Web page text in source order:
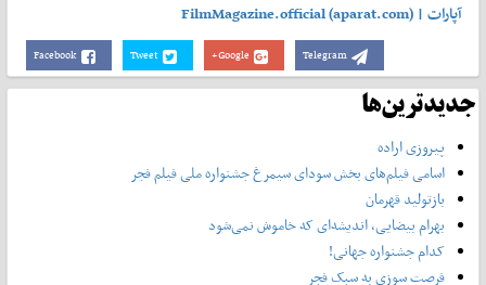
آپارات | FilmMagazine.official (aparat.com)
Facebook Tweet Google+ Telegram
جدیدترین‌ها
پیروزی اراده
اسامی فیلم‌های بخش سودای سیمرغ جشنواره‌ ملی فیلم فجر
بازتولید قهرمان
بهرام بیضایی، اندیشه‌ای که خاموش نمی‌شود
کدام جشنواره جهانی!
فرصت سوزی به سبک فجر